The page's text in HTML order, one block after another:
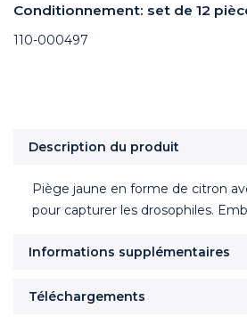
Conditionnement: set de 12
110-000497
Description du produit
Piège jaune en forme de citron
pour capturer les drosophiles.
Informations supplémentaires
Téléchargements